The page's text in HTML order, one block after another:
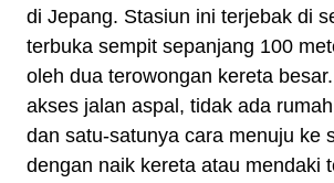
di Jepang. Stasiun ini terjebak di
terbuka sempit sepanjang 100
oleh dua terowongan kereta
akses jalan aspal, tidak ada
dan satu-satunya cara menuju ke
dengan naik kereta atau mendaki